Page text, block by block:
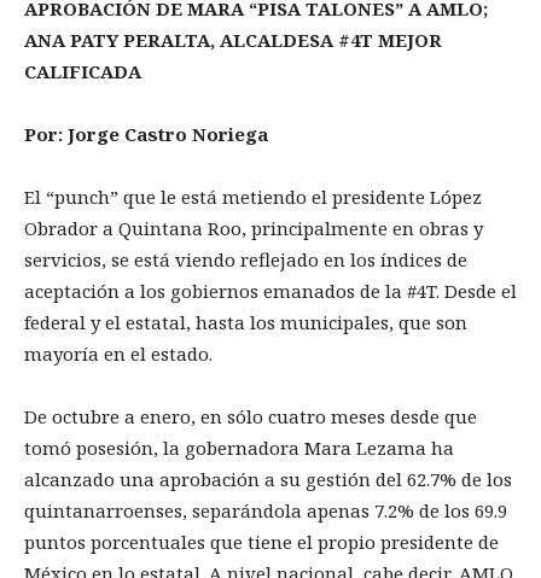
APROBACIÓN DE MARA “PISA TALONES” A AMLO;
ANA PATY PERALTA, ALCALDESA #4T MEJOR
CALIFICADA
Por: Jorge Castro Noriega
El “punch” que le está metiendo el presidente López
Obrador a Quintana Roo, principalmente en obras y
servicios, se está viendo reflejado en los índices de
aceptación a los gobiernos emanados de la #4T. Desde el
federal y el estatal, hasta los municipales, que son
mayoría en el estado.
De octubre a enero, en sólo cuatro meses desde que
tomó posesión, la gobernadora Mara Lezama ha
alcanzado una aprobación a su gestión del 62.7% de los
quintanarroenses, separándola apenas 7.2% de los 69.9
puntos porcentuales que tiene el propio presidente de
México en lo estatal. A nivel nacional, cabe decir, AMLO